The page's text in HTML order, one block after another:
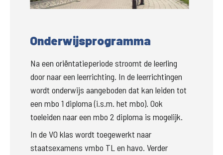
Onderwijsprogramma
Na een oriëntatieperiode stroomt de leerling
door naar een leerrichting. In de leerrichtingen
wordt onderwijs aangeboden dat kan leiden tot
een mbo 1 diploma (i.s.m. het mbo). Ook
toeleiden naar een mbo 2 diploma is mogelijk.
In de VO klas wordt toegewerkt naar
staatsexamens vmbo TL en havo. Verder